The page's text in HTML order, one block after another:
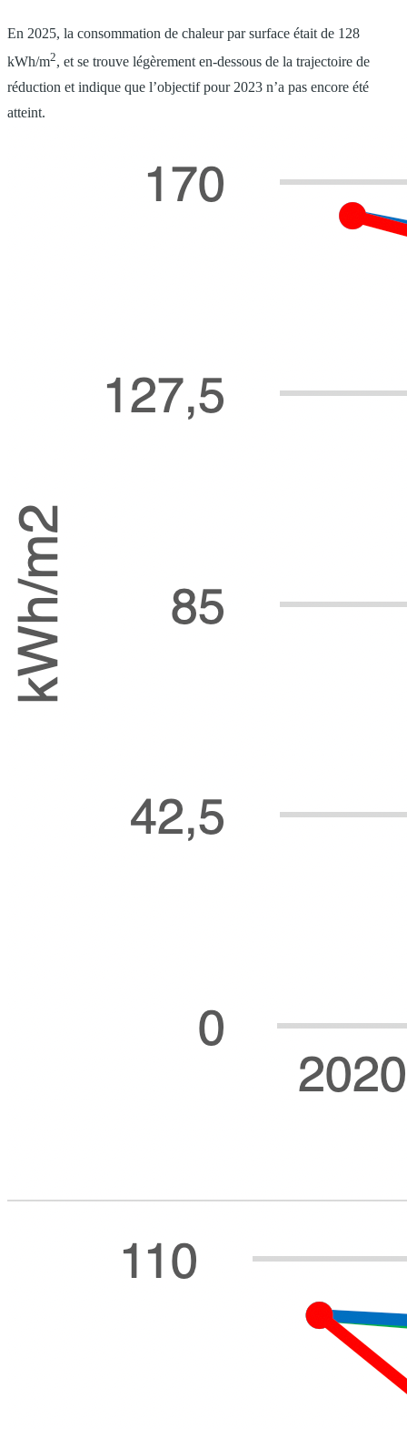
En 2025, la consommation de chaleur par surface était de 128
kWh/m2, et se trouve légèrement en-dessous de la trajectoire de
réduction et indique que l’objectif pour 2023 n’a pas encore été
atteint.